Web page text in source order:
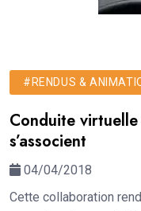
#RENDUS &
Conduite
s’associent
04/04/2018
Cette collaboration